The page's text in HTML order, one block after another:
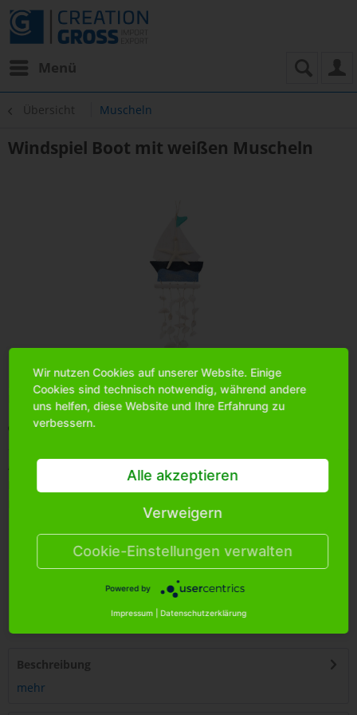
Menü
Übersicht Muscheln
Windspiel Boot mit weißen Muscheln
Bittemelden Sie sich an, um mehr Informationen über das
Produkt zu erhalten.
Merken
Artikel-Nr.:
760
54
251399 404481
Beschreibung
mehr
Wir nutzen Cookies auf unserer Website. Einige
Cookies sind technisch notwendig, während andere
uns helfen, diese Website und Ihre Erfahrung zu
verbessern.
Alle akzeptieren
Verweigern
Cookie-Einstellungen verwalten
Powered by
Impressum Datenschutzerklärung